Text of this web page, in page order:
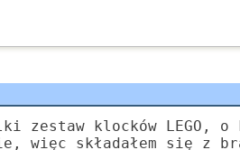
zestaw klocków LEGO, o
więc składałem się z